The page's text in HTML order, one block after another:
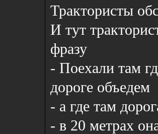
Трактористы
И тут
фразу
- Поехали там
дороге объедем
- а где там
- в 20 метрах